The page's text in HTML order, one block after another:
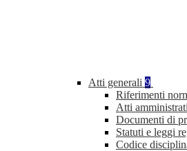
Atti generali 9
Riferimenti
Atti
Documenti di
Statuti e leggi
Codice